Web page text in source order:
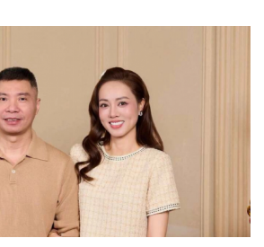
Podcast
Câu chuyện thời sự
Đọc truyện đêm khuya
Cửa sổ tình yêu
Kể chuyện cho bé
Hạt giống tâm hồn